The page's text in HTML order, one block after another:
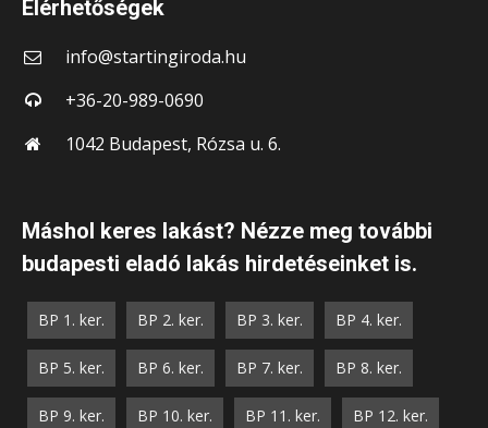
Elérhetőségek
info@startingiroda.hu
+36-20-989-0690
1042 Budapest, Rózsa u. 6.
Máshol keres lakást? Nézze meg további
budapesti eladó lakás hirdetéseinket is.
BP 1. ker. BP 2. ker. BP 3. ker. BP 4. ker.
BP 5. ker. BP 6. ker. BP 7. ker. BP 8. ker.
BP 9. ker. BP 10. ker. BP 11. ker. BP 12. ker.